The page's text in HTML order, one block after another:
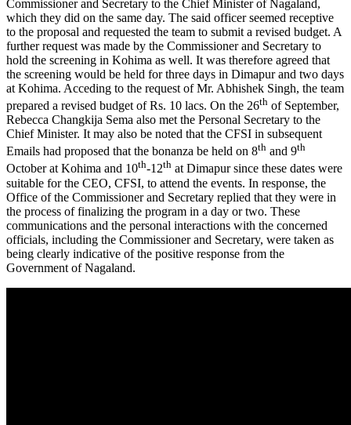
Commissioner and Secretary to the Chief Minister of Nagaland,
which they did on the same day. The said officer seemed receptive
to the proposal and requested the team to submit a revised budget. A
further request was made by the Commissioner and Secretary to
hold the screening in Kohima as well. It was therefore agreed that
the screening would be held for three days in Dimapur and two days
at Kohima. Acceding to the request of Mr. Abhishek Singh, the team
prepared a revised budget of Rs. 10 lacs. On the 26th of September,
Rebecca Changkija Sema also met the Personal Secretary to the
Chief Minister. It may also be noted that the CFSI in subsequent
Emails had proposed that the bonanza be held on 8th and 9th
October at Kohima and 10th-12th at Dimapur since these dates were
suitable for the CEO, CFSI, to attend the events. In response, the
Office of the Commissioner and Secretary replied that they were in
the process of finalizing the program in a day or two. These
communications and the personal interactions with the concerned
officials, including the Commissioner and Secretary, were taken as
being clearly indicative of the positive response from the
Government of Nagaland.